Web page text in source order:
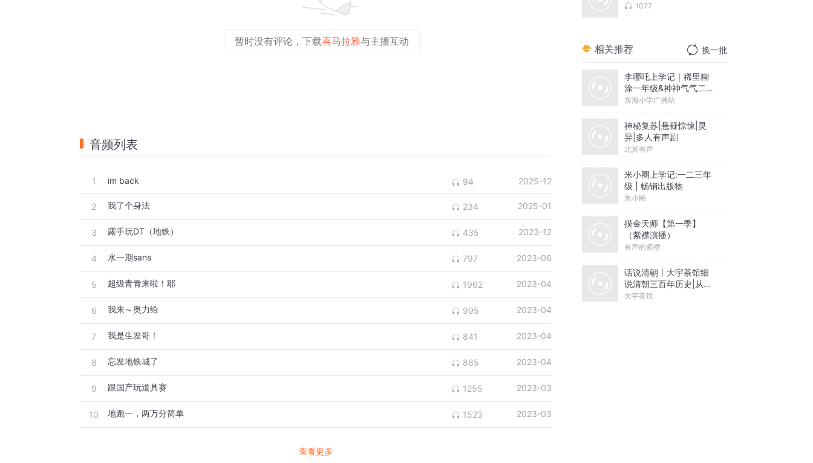
暂时没有评论，下载喜马拉雅与主播互动
音频列表
1 im back 94 2025-12
2 我了个身法 234 2025-01
3 露手玩DT（地铁） 435 2023-12
4 水一期sans 797 2023-06
5 超级青青来啦！耶 1962 2023-04
6 我来～奥力给 995 2023-04
7 我是生发哥！ 841 2023-04
8 忘发地铁城了 865 2023-04
9 跟国产玩道具赛 1255 2023-03
10 地跑一，两万分简单 1523 2023-03
查看更多
1077
相关推荐 换一批
李哪吒上学记｜稀里糊
涂一年级&神神气气二年
级
东海小学广播站
神秘复苏|悬疑惊悚|灵
异|多人有声剧
北冥有声
米小圈上学记:一二三年
级 | 畅销出版物
米小圈
摸金天师【第一季】
（紫襟演播）
有声的紫襟
话说清朝丨大宇茶馆细
说清朝三百年历史|从努
尔哈赤到末代皇帝溥仪|
大宇茶馆